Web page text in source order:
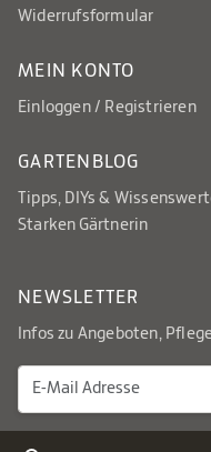
Widerrufsformular
MEIN KONTO
Einloggen / Registrieren
GARTENBLOG
Tipps, DIYs &
Starken Gärtnerin
NEWSLETTER
Infos zu Angeboten,